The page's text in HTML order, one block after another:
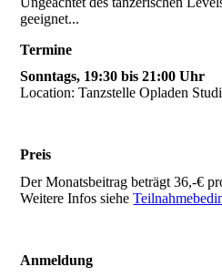
geeignet...
Termine
Sonntags, 19:30 bis 21:00 Uhr
Location: Tanzstelle Opladen
Preis
Der Monatsbeitrag beträgt 36,-€
Weitere Infos siehe
Anmeldung